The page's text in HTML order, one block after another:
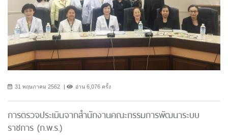
31 พฤษภาคม 2562 อ่าน 6,076 ครั้ง
การตรวจประเมินจากสำนักงานคณะกรรมการพัฒนาระบบ
ราชการ (ก.พ.ร.)